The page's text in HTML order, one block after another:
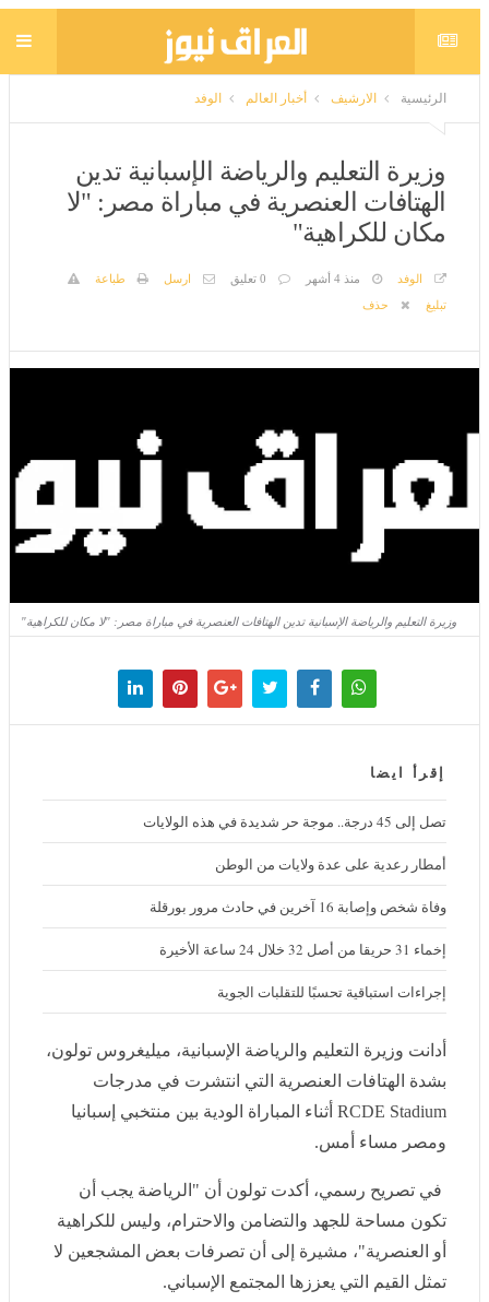
الرئيسية الارشيف أخبار العالم الوفد
وزيرة التعليم والرياضة الإسبانية تدين
الهتافات العنصرية في مباراة مصر: "لا
مكان للكراهية"
وزيرة التعليم والرياضة الإسبانية تدين الهتافات العنصرية في مباراة مصر: "لا مكان للكراهية"
إقرأ ايضا
تصل إلى 45 درجة.. موجة حر شديدة في هذه الولايات
أمطار رعدية على عدة ولايات من الوطن
وفاة شخص وإصابة 16 آخرين في حادث مرور بورقلة
إخماء 31 حريقا من أصل 32 خلال 24 ساعة الأخيرة
إجراءات استباقية تحسبًا للتقلبات الجوية
أدانت وزيرة التعليم والرياضة الإسبانية، ميليغروس تولون،
بشدة الهتافات العنصرية التي انتشرت في مدرجات RCDE
Stadium أثناء المباراة الودية بين منتخبي إسبانيا ومصر مساء
أمس.
في تصريح رسمي، أكدت تولون أن "الرياضة يجب أن تكون
مساحة للجهد والتضامن والاحترام، وليس للكراهية أو
العنصرية"، مشيرة إلى أن تصرفات بعض المشجعين لا تمثل
القيم التي يعززها المجتمع الإسباني.